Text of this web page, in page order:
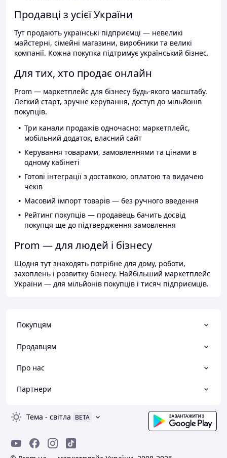
Продавці з усієї України
Тут продають українські підприємці — невеликі
майстерні, сімейні магазини, виробники та великі
компанії. Кожна покупка підтримує український бізнес.
Для тих, хто продає онлайн
Prom — маркетплейс для бізнесу будь-якого масштабу.
Легкий старт, зручне керування, доступ до мільйонів
покупців.
Три канали продажів одночасно: маркетплейс,
мобільний додаток, власний сайт
Керування товарами, замовленнями та цінами в
одному кабінеті
Готові інтеграції з доставкою, оплатою та видачею
чеків
Масовий імпорт товарів — без ручного введення
Рейтинг покупців — продавець бачить досвід
покупця ще до підтвердження замовлення
Prom — для людей і бізнесу
Щодня тут знаходять потрібне для дому, роботи,
захоплень і розвитку бізнесу. Найбільший маркетплейс
України — для мільйонів покупців і тисяч підприємців.
Покупцям
Продавцям
Про нас
Партнери
Тема - світла BETA